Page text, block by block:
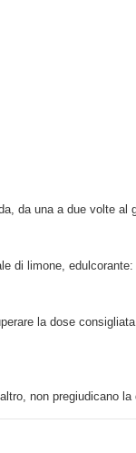
da una a due volte
di limone,
la dose
non pregiudicano